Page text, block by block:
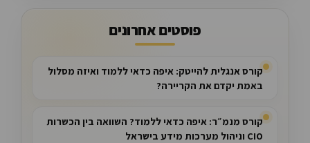
פוסטים אחרונים
קורס אנגלית להייטק: איפה כדאי ללמוד ואיזה מסלול
באמת יקדם את הקריירה?
קורס מנמ״ר: איפה כדאי ללמוד? השוואה בין הכשרות
CIO וניהול מערכות מידע בישראל